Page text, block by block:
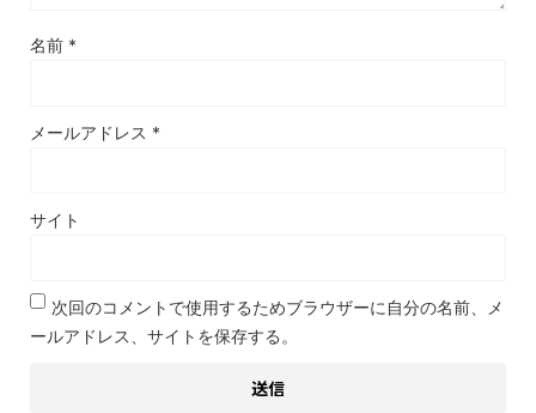
名前 *
メールアドレス *
サイト
次回のコメントで使用するためブラウザーに自分の名前、メ
ールアドレス、サイトを保存する。